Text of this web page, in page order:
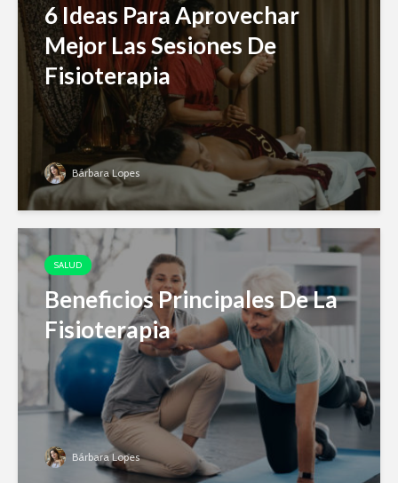
6 Ideas Para Aprovechar
Mejor Las Sesiones De
Fisioterapia
Bárbara Lopes
SALUD
Beneficios Principales De La
Fisioterapia
Bárbara Lopes